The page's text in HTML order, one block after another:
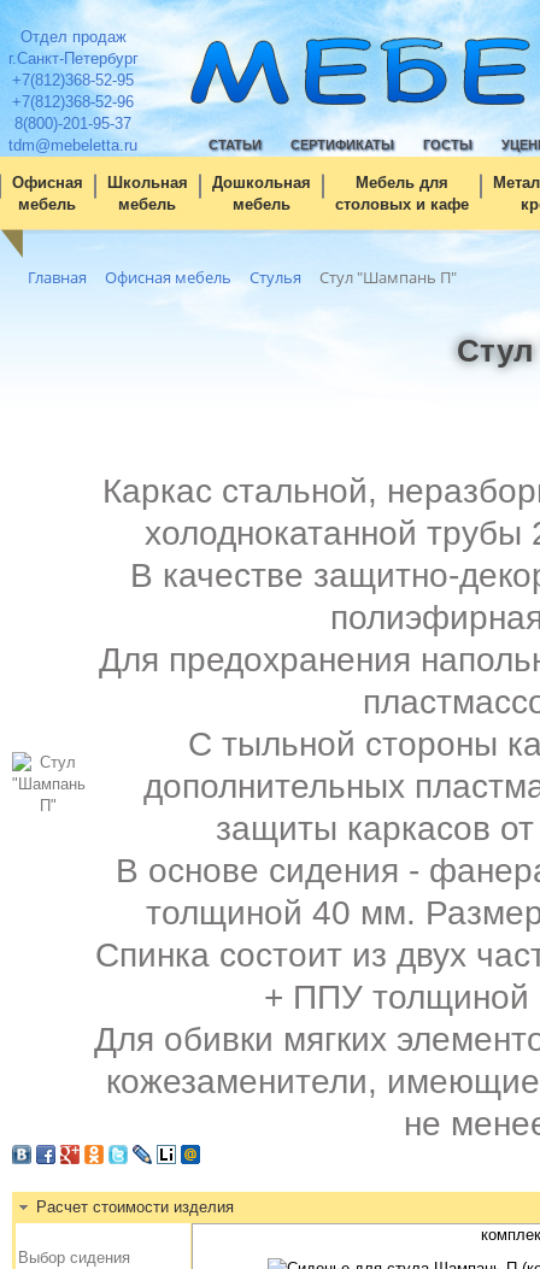
Отдел продаж
г.Санкт-Петербург
+7(812)368-52-95
+7(812)368-52-96
8(800)-201-95-37
tdm@mebeletta.ru
СТАТЬИ СЕРТИФИКАТЫ ГОСТЫ
Офисная
мебель
Школьная
мебель
Дошкольная
мебель
Мебель для
столовых и кафе
Главная Офисная мебель Стулья Стул "Шампань П"
Каркас стальной,
холоднокатанной
В качестве защитно-
Для предохранения
С тыльной стороны
дополнительных
защиты каркасов
В основе сидения -
толщиной 40 мм.
Спинка состоит из двух
+ ППУ толщиной
Для обивки мягких
кожезаменители,
не
Расчет стоимости изделия
Выбор сидения